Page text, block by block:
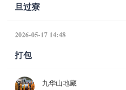
旦过寮
2026-05-17 14:48
打包
九华山地藏